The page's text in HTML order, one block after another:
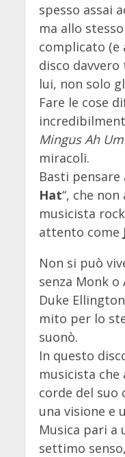
spesso assai
ma allo
complicato (e
disco
lui, non solo
Fare le cose
Mingus Ah Um
miracoli.
Basti pensare
Hat“, che
musicista
attento come
Non si può
senza Monk
Duke
mito per lo
suonò.
In questo
musicista che
corde del suo
una visione e
Musica pari a
settimo